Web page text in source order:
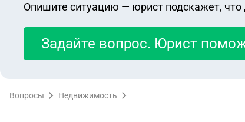
Опишите ситуацию — юрист подскажет,
Задайте вопрос. Юрист
Вопросы Недвижимость